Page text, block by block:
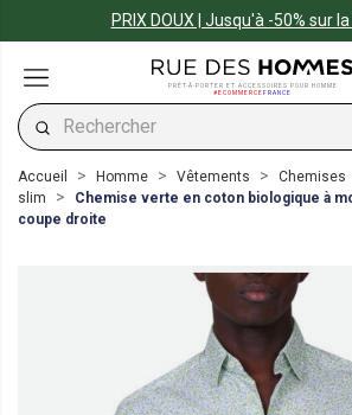
PRIX DOUX | Jusqu'à -50% sur
PRÊT-À-PORTER ET ACCESSOIRES POUR HOMME
#ECOMMERCEFRANCE
Accueil Homme Vêtements Chemises
slim
Chemise verte en coton biologique à
coupe droite